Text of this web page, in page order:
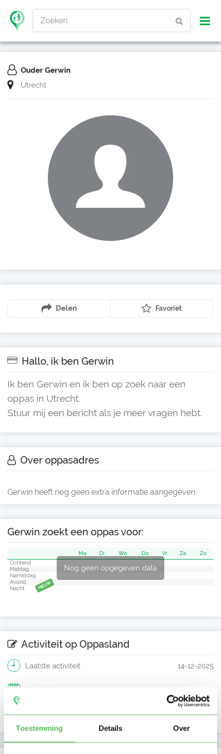
Toestemming Details Over
Zoeken
Ouder Gerwin
Utrecht
Delen Favoriet
Hallo, ik ben Gerwin
Ik ben Gerwin en ik ben op zoek naar een
oppas in Utrecht.
Stuur mij een bericht als je meer vragen hebt.
Over oppasadres
Gerwin heeft nog geen extra informatie aangegeven.
Gerwin zoekt een oppas voor:
Nog geen opgegeven data
Ma Di Wo Do Vr Za
Zo
Ochtend
Middag
Namiddag
Avond
Nacht
NIEUW
Activiteit op Oppasland
Laatste activiteit 14-12-2025
Lid sinds
Profiel bijgewerkt 20-05-2023